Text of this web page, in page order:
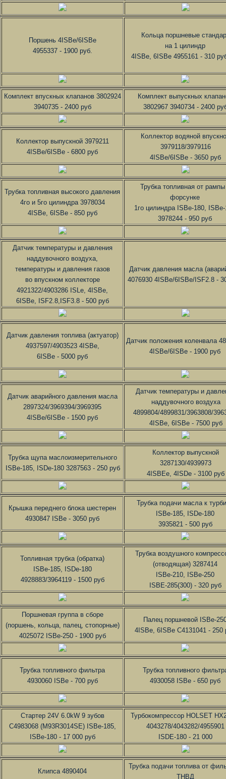
Поршень 4ISBe/6ISBe
4955337 - 1900 руб.
Кольца поршневые
на 1 цилиндр
4ISBe, 6ISBe 4955161 - 310
Комплект впускных клапанов 3802924
3940735 - 2400 руб
Комплект выпускных
3802967 3940734 - 2400
Коллектор выпускной 3979211
4ISBe/6ISBe - 6800 руб
Коллектор водяной
3979118/3979116
4ISBe/6ISBe - 3650 руб
Трубка топливная высокого давления
4го и 5го цилиндра 3978034
4ISBe, 6ISBe - 850 руб
Трубка топливная от рампы
форсунке
1го цилиндра ISBe-180,
3978244 - 950 руб
Датчик температуры и давления
наддувочного воздуха,
температуры и давления газов
во впускном коллекторе
4921322/4903286 ISLe, 4ISBe,
6ISBe, ISF2.8,ISF3.8 - 500 руб
Датчик давления масла
4076930 4ISBe/6ISBe/ISF2.8 -
Датчик давления топлива (актуатор)
4937597/4903523 4ISBe,
6ISBe - 5000 руб
Датчик положения коленвала
4ISBe/6ISBe - 1900 руб
Датчик аварийного давления масла
2897324/3969394/3969395
4ISBe/6ISBe - 1500 руб
Датчик температуры и
наддувочного воздуха
4899804/4899831/3963808/
4ISBe, 6ISBe - 7500 руб
Трубка щупа маслоизмерительного
ISBe-185, ISDe-180 3287563 - 250 руб
Коллектор выпускной
3287130/4939973
4ISBEe, 4ISDe - 3100 руб
Крышка переднего блока шестерен
4930847 ISBe - 3050 руб
Трубка подачи масла к
ISBe-185, ISDe-180
3935821 - 500 руб
Топливная трубка (обратка)
ISBe-185, ISDe-180
4928883/3964119 - 1500 руб
Трубка воздушного
(отводящая) 3287414
ISBe-210, ISBe-250
ISBE-285(300) - 320 руб
Поршневая группа в сборе
(поршень, кольца, палец, стопорные)
4025072 ISBe-250 - 1900 руб
Палец поршневой ISBe-
4ISBe, 6ISBe C4131041 - 250
Трубка топливного фильтра
4930060 ISBe - 700 руб
Трубка топливного
4930058 ISBe - 650 руб
Стартер 24V 6.0kW 9 зубов
C4983068 (M93R3014SE) ISBe-185,
ISBe-180 - 17 000 руб
Турбокомпрессор HOLSET
4043278/4043282/4955901
ISDE-180 - 21 000
Клипса 4890404
Трубка подачи топлива от
ТНВД